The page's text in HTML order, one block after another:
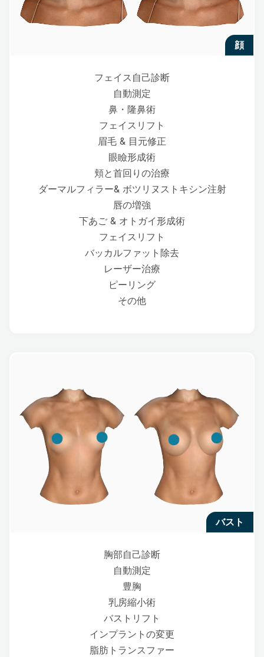
顔
フェイス自己診断
自動測定
鼻・隆鼻術
フェイスリフト
眉毛 & 目元修正
眼瞼形成術
頬と首回りの治療
ダーマルフィラー& ボツリヌストキシン注射
唇の増強
下あご & オトガイ形成術
フェイスリフト
バッカルファット除去
レーザー治療
ピーリング
その他
バスト
胸部自己診断
自動測定
豊胸
乳房縮小術
バストリフト
インプラントの変更
脂肪トランスファー